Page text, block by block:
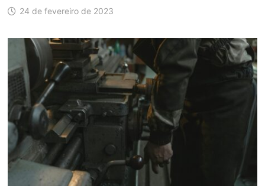
24 de fevereiro de 2023